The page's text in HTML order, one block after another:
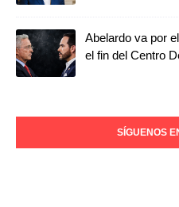
Abelardo va por
el fin del Centro
SÍGUENOS